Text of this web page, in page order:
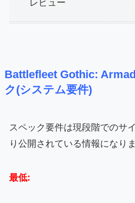
レビュー
Battlefleet Gothic:
ク(システム要件)
スペック要件は現段階でのサ
り公開されている情報になりま
最低: